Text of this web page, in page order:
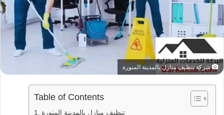
شركة تنظيف منازل بالمدينة المنورة
Table of Contents
تنظيف منازل بالمدينة المنورة